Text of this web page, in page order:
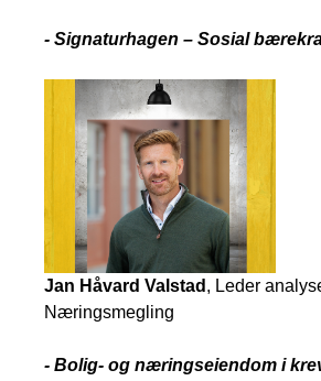
- Signaturhagen – Sosial
Jan Håvard Valstad , Leder
Næringsmegling
- Bolig- og næringseiendom i